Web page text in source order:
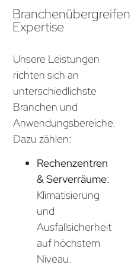
Expertise
Unsere Leistungen
richten sich an
unterschiedlichste
Branchen und
Anwendungsbereiche.
Dazu zählen:
Rechenzentren
& Serverräume:
Klimatisierung
und
Ausfallsicherheit
auf höchstem
Niveau.